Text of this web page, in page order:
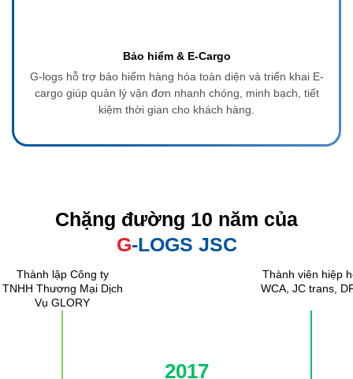
Bảo hiểm & E-Cargo
G-logs hỗ trợ bảo hiểm hàng hóa toàn diện và triển khai E-
cargo giúp quản lý vận đơn nhanh chóng, minh bạch, tiết
kiệm thời gian cho khách hàng.
Chặng đường 10 năm của
G-LOGS JSC
Thành lập Công ty
TNHH Thương Mại Dịch
Vụ GLORY
2017
Thành viên hiệp
WCA, JC trans,